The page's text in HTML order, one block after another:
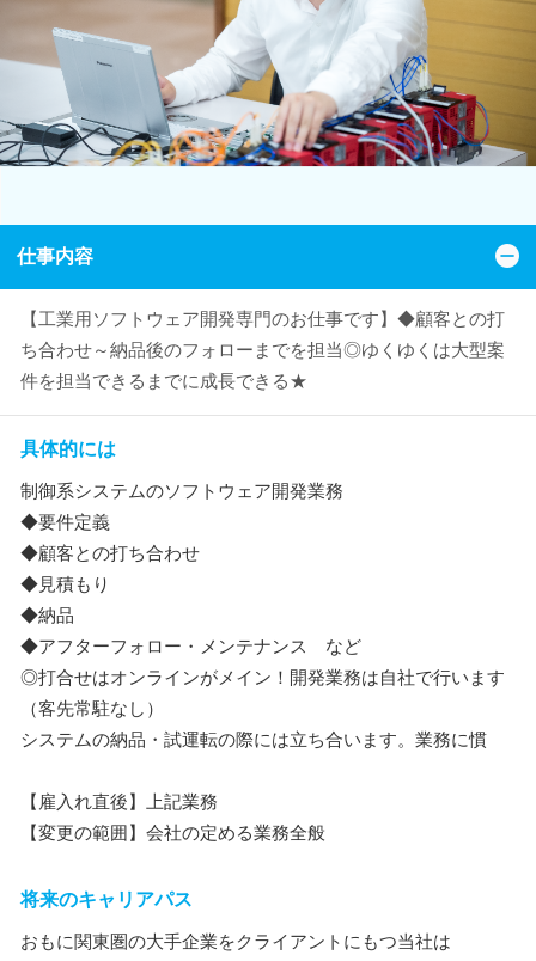
仕事内容
【工業用ソフトウェア開発専門のお仕事です】◆顧客との打
ち合わせ～納品後のフォローまでを担当◎ゆくゆくは大型案
件を担当できるまでに成長できる★
具体的には
制御系システムのソフトウェア開発業務
◆要件定義
◆顧客との打ち合わせ
◆見積もり
◆納品
◆アフターフォロー・メンテナンス など
◎打合せはオンラインがメイン！開発業務は自社で行います
（客先常駐なし）
システムの納品・試運転の際には立ち合います。業務に慣
【雇入れ直後】上記業務
【変更の範囲】会社の定める業務全般
将来のキャリアパス
おもに関東圏の大手企業をクライアントにもつ当社は